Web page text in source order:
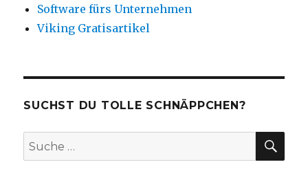
Software fürs Unternehmen
Viking Gratisartikel
SUCHST DU TOLLE SCHNÄPPCHEN?
Suche
nach: